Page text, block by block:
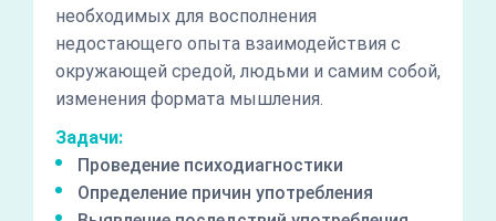
необходимых для восполнения
недостающего опыта взаимодействия с
окружающей средой, людьми и самим собой,
изменения формата мышления.
Задачи:
Проведение психодиагностики
Определение причин употребления